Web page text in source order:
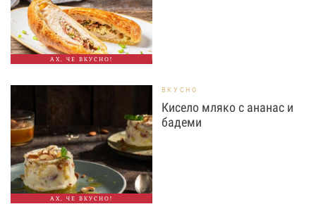
АХ, ЧЕ ВКУСНО!
АХ, ЧЕ ВКУСНО!
ВКУСНО
Кисело мляко с ананас и
бадеми